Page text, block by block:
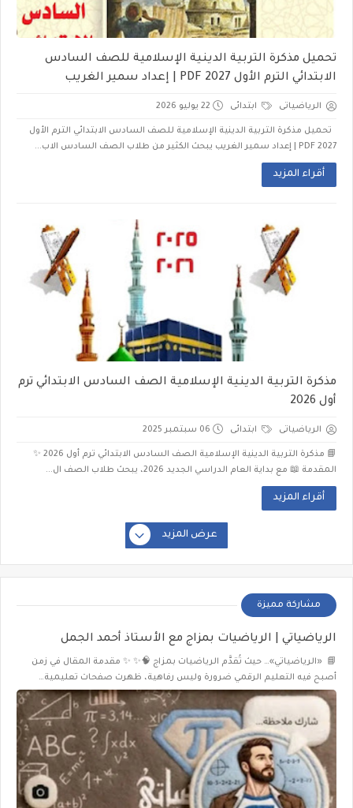
تحميل مذكرة التربية الدينية الإسلامية للصف السادس
الابتدائي الترم الأول 2027 PDF | إعداد سمير الغريب
الرياضياتى ابتدائى 22 يوليو 2026
تحميل مذكرة التربية الدينية الإسلامية للصف السادس الابتدائي الترم الأول
2027 PDF | إعداد سمير الغريب يبحث الكثير من طلاب الصف السادس الاب...
أقراء المزيد
مذكرة التربية الدينية الإسلامية الصف السادس الابتدائي ترم
أول 2026
الرياضياتى ابتدائى 06 سبتمبر 2025
📘 مذكرة التربية الدينية الإسلامية الصف السادس الابتدائي ترم أول 2026 ✨
المقدمة 📖 مع بداية العام الدراسي الجديد 2026، يبحث طلاب الصف ال...
أقراء المزيد
عرض المزيد
مشاركة مميزة
الرياضياتي | الرياضيات بمزاج مع الأستاذ أحمد الجمل
📘 «الرياضياتي»… حيث تُقدَّم الرياضيات بمزاج 🧠✨ ✨ مقدمة المقال في زمن
أصبح فيه التعليم الرقمي ضرورة وليس رفاهية، ظهرت صفحات تعليمية…